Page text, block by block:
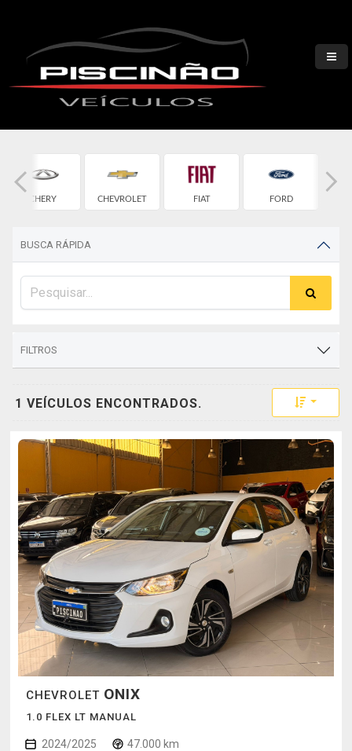
CHERY CHEVROLET FIAT FORD
BUSCA RÁPIDA
FILTROS
1 VEÍCULOS ENCONTRADOS. Toggle
CHEVROLET ONIX
1.0 FLEX LT MANUAL
2024/2025 47.000 km